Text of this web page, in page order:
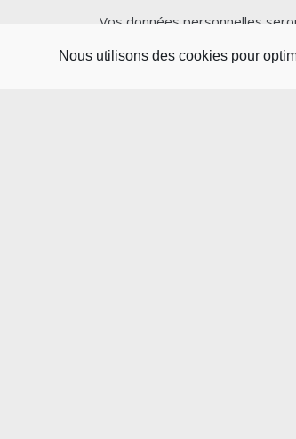
Nous utilisons des cookies pour
Vos données personnelles
l’accomplissement de la